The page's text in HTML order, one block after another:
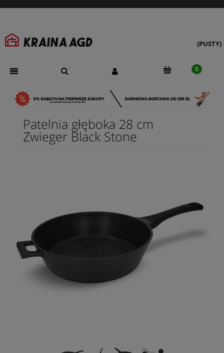
(PUSTY)
Patelnia głęboka 28 cm
Zwieger Black Stone